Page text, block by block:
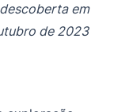
em
de 2023